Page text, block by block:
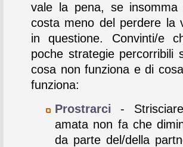
vale la pena, se insomma
costa meno del perdere la
in questione. Convinti/e
poche strategie percorribili
cosa non funziona e di
funziona:
Prostrarci -
amata non fa che
da parte del/della